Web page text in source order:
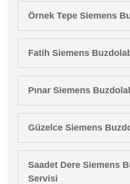
Örnek Tepe Siemens
Fatih Siemens
Pınar Siemens
Güzelce Siemens
Saadet Dere Siemens
Servisi